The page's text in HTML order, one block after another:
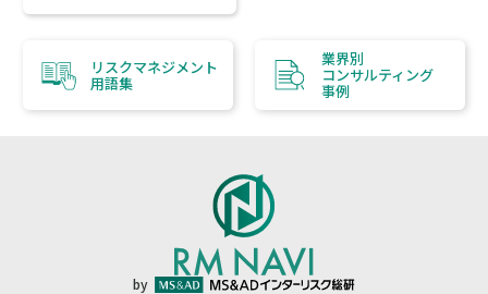
リスクマネジメント
用語集
業界別
コンサルティング
事例
by